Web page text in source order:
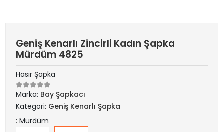
Geniş Kenarlı Zincirli Kadın Şapka
Mürdüm 4825
Hasır Şapka
Marka: Bay Şapkacı
Kategori: Geniş Kenarlı Şapka
: Mürdüm